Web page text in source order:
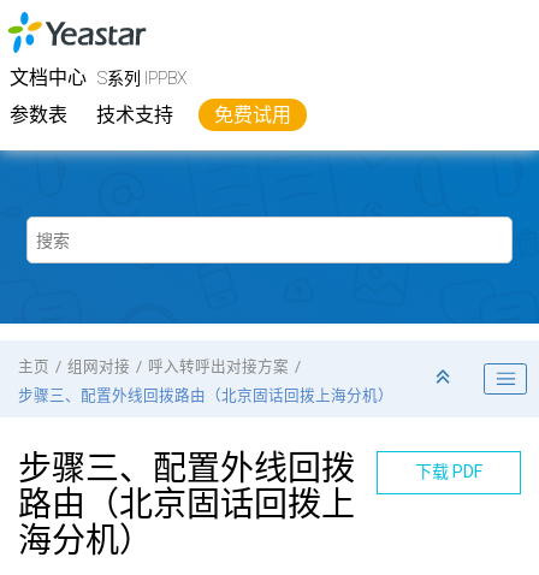
跳转到主要内容
文档中心 S系列 IPPBX
参数表 技术支持 免费试用
YeastarS系列 IPPBX
主页 组网对接
呼入转呼出对接方案
步骤三、配置外线回拨路由（北京固话回拨上海分机）
下载 PDF
步骤三、配置外线回拨
路由（北京固话回拨上
海分机）